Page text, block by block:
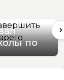
по